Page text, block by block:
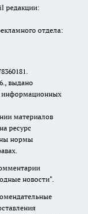
редакции:
отдела:
выдано
информационных
материалов
ресурс
нормы
новости".